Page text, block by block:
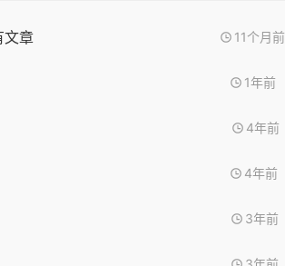
文章 11个月前
1年前
4年前
4年前
3年前